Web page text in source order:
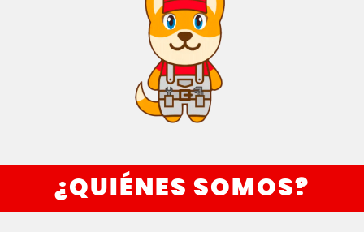
¿QUIÉNES SOMOS?